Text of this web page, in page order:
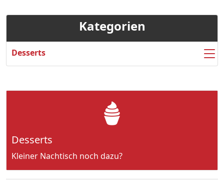
Kategorien
Desserts
Desserts
Kleiner Nachtisch noch dazu?